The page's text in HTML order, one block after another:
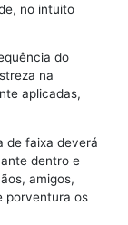
no intuito
do
na
aplicadas,
de faixa deverá
dentro e
amigos,
porventura os